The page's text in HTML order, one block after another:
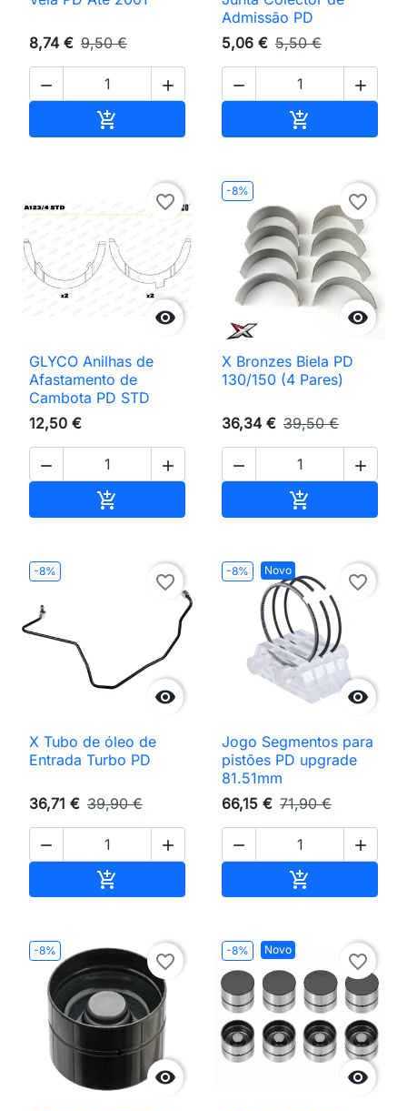
8,74 € 9,50 €
 

Admissão PD
5,06 € 5,50 €
 


favorite_border
GLYCO Anilhas de
Afastamento de
Cambota PD STD
12,50 €
 

-8%

favorite_border
X Bronzes Biela PD
130/150 (4 Pares)
36,34 € 39,50 €
 

-8%

favorite_border
X Tubo de óleo de
Entrada Turbo PD
36,71 € 39,90 €
 

-8% Novo

favorite_border
Jogo Segmentos para
pistões PD upgrade
81.51mm
66,15 € 71,90 €
 

-8%

favorite_border
-8% Novo

favorite_border